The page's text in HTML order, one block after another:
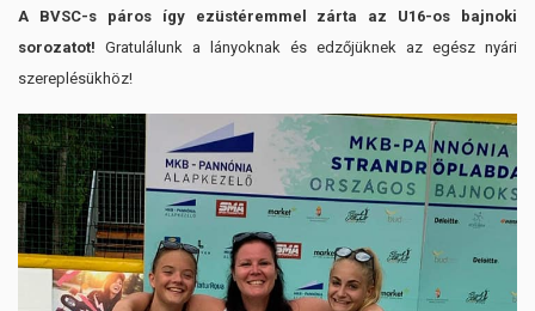
A BVSC-s páros így ezüstéremmel zárta az U16-os bajnoki
sorozatot! Gratulálunk a lányoknak és edzőjüknek az egész nyári
szereplésükhöz!